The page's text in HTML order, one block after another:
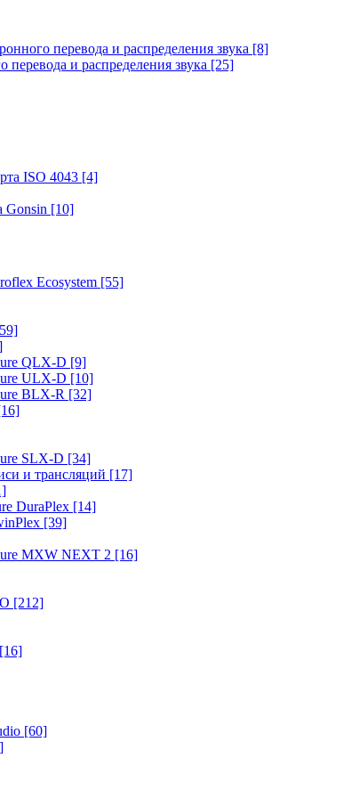
перевода и распределения звука [8]
и распределения звука [25]
ISO 4043 [4]
Gonsin [10]
Ecosystem [55]
QLX-D [9]
ULX-D [10]
BLX-R [32]
SLX-D [34]
и трансляций [17]
DuraPlex [14]
[39]
MXW NEXT 2 [16]
[212]
[16]
[60]